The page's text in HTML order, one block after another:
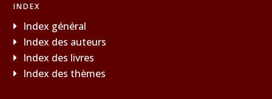
INDEX
Index général
Index des auteurs
Index des livres
Index des thèmes